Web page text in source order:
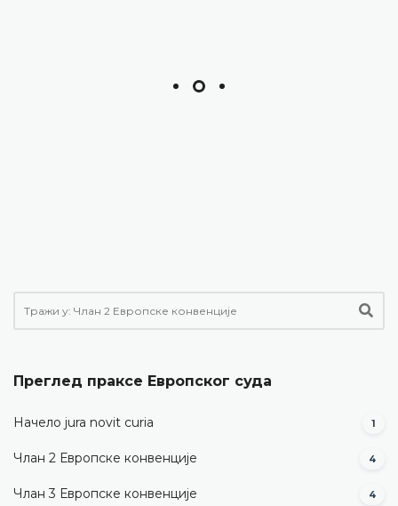
Преглед праксе Европског суда
Начело jura novit curia 1
Члан 2 Европске конвенције 4
Члан 3 Европске конвенције 4